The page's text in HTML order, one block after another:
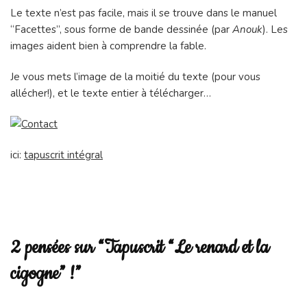
la
Le texte n’est pas facile, mais il se trouve dans le manuel
“Facettes”, sous forme de bande dessinée (par Anouk). Les
images aident bien à comprendre la fable.
Je vous mets l’image de la moitié du texte (pour vous
allécher!), et le texte entier à télécharger…
ici: tapuscrit intégral
2 pensées sur “Tapuscrit “Le renard et la
cigogne” !”